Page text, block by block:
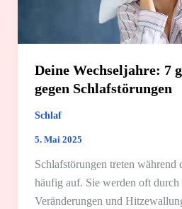
Deine Wechseljahre: 7
gegen Schlafstörungen
Schlaf
5. Mai 2025
Schlafstörungen treten während
häufig auf. Sie werden oft durch
Veränderungen und